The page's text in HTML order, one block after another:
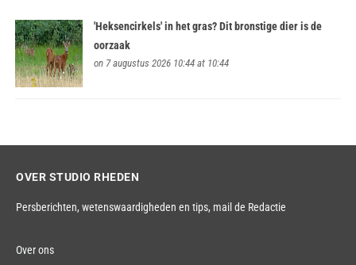
'Heksencirkels' in het gras? Dit bronstige dier is de
oorzaak
on 7 augustus 2026 10:44 at 10:44
OVER STUDIO RHEDEN
Persberichten, wetenswaardigheden en tips, mail de Redactie
Over ons